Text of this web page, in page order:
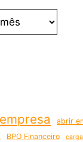
abrir
BPO Financeiro